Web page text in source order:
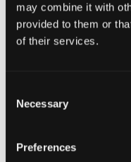
may combine it with
provided to them or
of their services.
Selection
Necessary
Preferences
Ogledd